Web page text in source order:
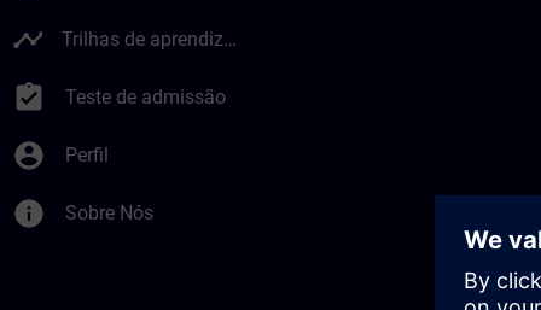
timeline Trilhas de aprendizagem
assignment_turned_in Teste de admissão
account_circle Perfil
info Sobre Nós